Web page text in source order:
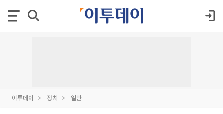
이투데이 정치 일반